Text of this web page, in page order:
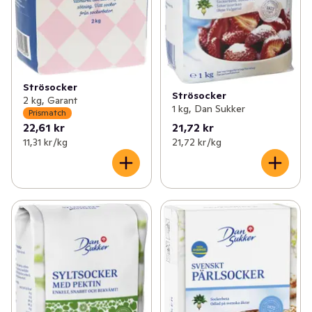
Strösocker
2 kg, Garant
Prismatch
22,61 kr
11,31 kr /kg
Strösocker
1 kg, Dan Sukker
21,72 kr
21,72 kr /kg